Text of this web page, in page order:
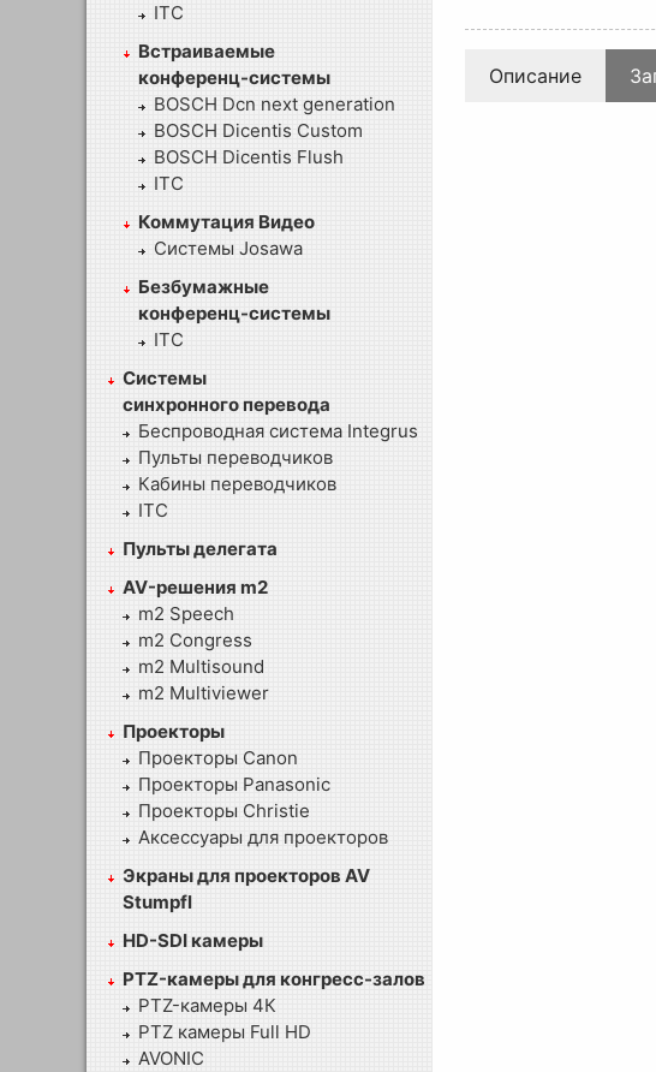
ITC
Встраиваемые
конференц-системы
BOSCH Dcn next generation
BOSCH Dicentis Custom
BOSCH Dicentis Flush
ITC
Коммутация Видео
Системы Josawa
Безбумажные
конференц-системы
ITC
Системы
синхронного перевода
Беспроводная система Integrus
Пульты переводчиков
Кабины переводчиков
ITC
Пульты делегата
AV-решения m2
m2 Speech
m2 Congress
m2 Multisound
m2 Multiviewer
Проекторы
Проекторы Canon
Проекторы Panasonic
Проекторы Christie
Аксессуары для проекторов
Экраны для проекторов AV
Stumpfl
HD-SDI камеры
PTZ-камеры для конгресс-залов
PTZ-камеры 4К
PTZ камеры Full HD
AVONIC
Описание